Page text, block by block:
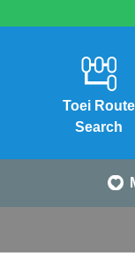
Toei Route
Search